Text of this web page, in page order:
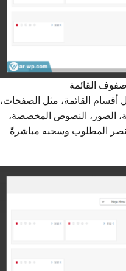
أقسام القائمة، مثل الصفحات،
الصور، النصوص المخصصة،
المطلوب وسحبه مباشرةً